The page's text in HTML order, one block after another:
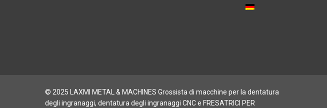
© 2025 LAXMI METAL & MACHINES Grossista di macchine per la dentatura
degli ingranaggi, dentatura degli ingranaggi CNC e FRESATRICI PER